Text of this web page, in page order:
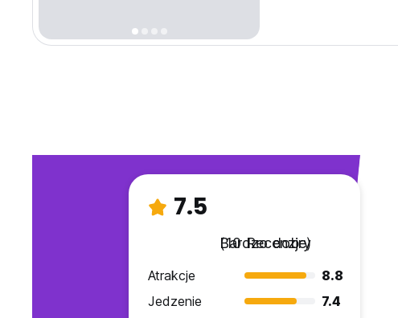
7.5
Bardzo dobry
(10 Recenzje)
Atrakcje
8.8
Jedzenie
7.4